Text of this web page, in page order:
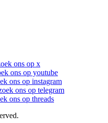
ons op x
ons op youtube
ons op instagram
ons op telegram
ons op threads